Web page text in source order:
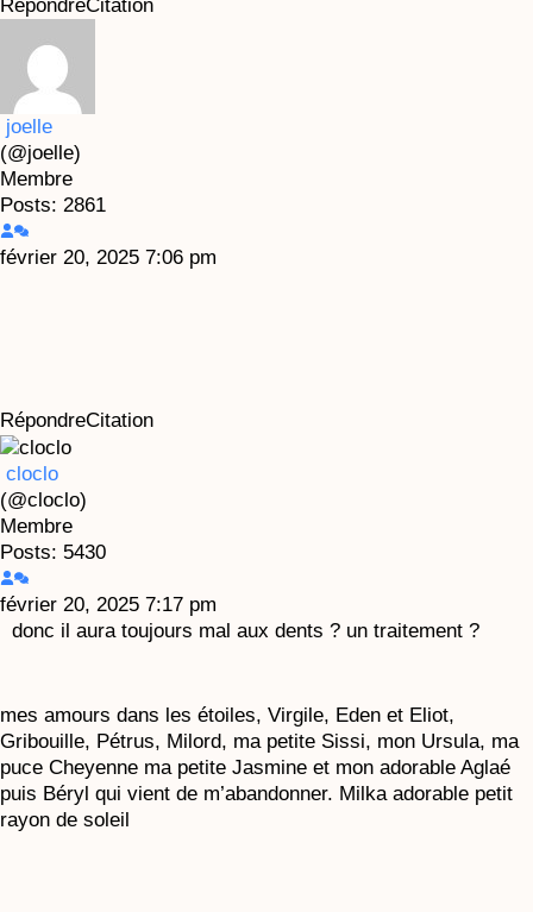
RépondreCitation
joelle
(@joelle)
Membre
Posts: 2861
février 20, 2025 7:06 pm
RépondreCitation
cloclo
(@cloclo)
Membre
Posts: 5430
février 20, 2025 7:17 pm
donc il aura toujours mal aux dents ? un traitement ?
mes amours dans les étoiles, Virgile, Eden et Eliot,
Gribouille, Pétrus, Milord, ma petite Sissi, mon Ursula, ma
puce Cheyenne ma petite Jasmine et mon adorable Aglaé
puis Béryl qui vient de m’abandonner. Milka adorable petit
rayon de soleil